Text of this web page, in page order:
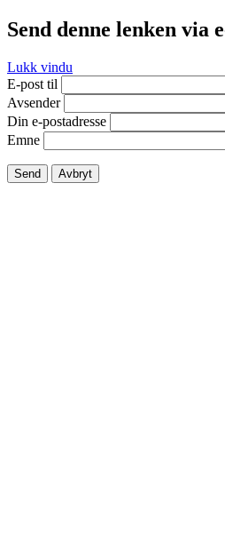
Send denne lenken via
Lukk vindu
E-post til
Avsender
Din e-postadresse
Emne
Send Avbryt